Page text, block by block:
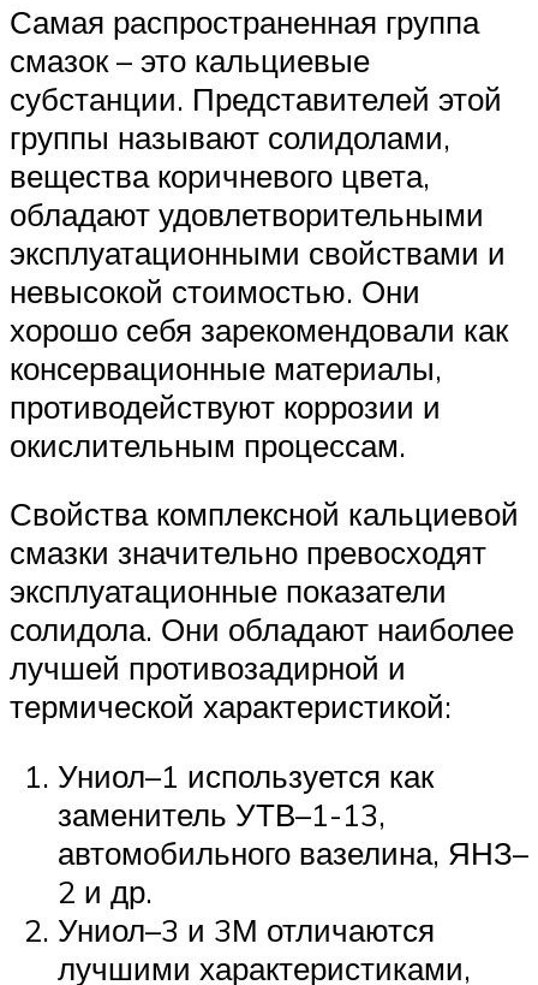
Самая распространенная группа
смазок – это кальциевые
субстанции. Представителей этой
группы называют солидолами,
вещества коричневого цвета,
обладают удовлетворительными
эксплуатационными свойствами и
невысокой стоимостью. Они
хорошо себя зарекомендовали как
консервационные материалы,
противодействуют коррозии и
окислительным процессам.
Свойства комплексной кальциевой
смазки значительно превосходят
эксплуатационные показатели
солидола. Они обладают наиболее
лучшей противозадирной и
термической характеристикой:
Униол–1 используется как
заменитель УТВ–1-13,
автомобильного вазелина, ЯНЗ–
2 и др.
Униол–3 и 3М отличаются
лучшими характеристиками,